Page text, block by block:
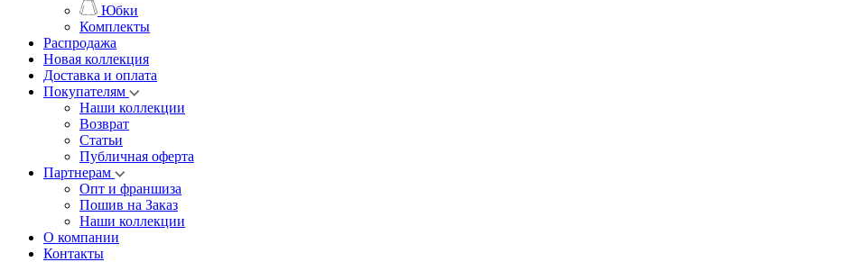
Юбки
Комплекты
Распродажа
Новая коллекция
Доставка и оплата
Покупателям
Наши коллекции
Возврат
Статьи
Публичная оферта
Партнерам
Опт и франшиза
Пошив на Заказ
Наши коллекции
О компании
Контакты